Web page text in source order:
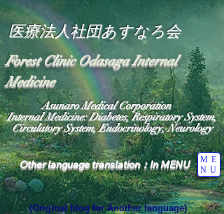
医療法人社団あすなろ会
Forest Clinic Odasaga Internal
Medicine
Other language translation：In MENU
ME
NU
Asunaro Medical Corporation
Internal Medicine: Diabetes, Respiratory System,
Circulatory System, Endocrinology, Neurology
(Original blog for Another language)